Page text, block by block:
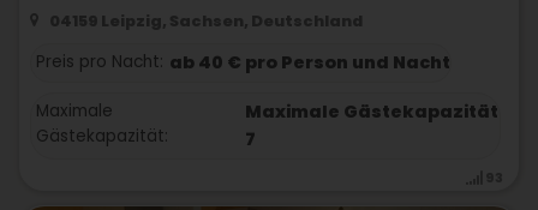
04159 Leipzig, Sachsen, Deutschland
Preis pro Nacht: ab 40 € pro Person und Nacht
Maximale
Gästekapazität:
Maximale Gästekapazität
7